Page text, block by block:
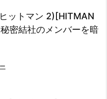
ットマン 2)[HITMAN
密結社のメンバーを暗